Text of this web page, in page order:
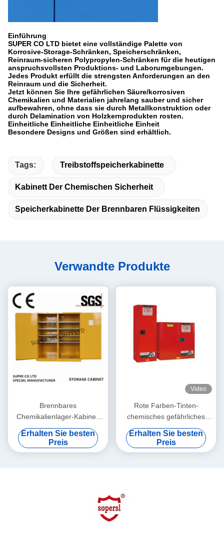
Einführung
SUPER CO LTD bietet eine vollständige Palette von
Korrosive-Storage-Schränken, Speicherschränken,
Reinraum-sicheren Polypropylen-Schränken für die heutigen
anspruchsvollsten Produktions- und Laborumgebungen.
Jedes Produkt erfüllt die strengsten Anforderungen an den
Reinraum und die Sicherheit.
Jetzt können Sie Ihre gefährlichen Säure/korrosiven
Chemikalien und Materialien jahrelang sauber und sicher
aufbewahren, ohne dass sie durch Metallkonstruktion oder
durch Delamination von Holzkernprodukten rosten.
Einheitliche Einheitliche Einheitliche Einheit
Besondere Designs und Größen sind erhältlich.
Tags: Treibstoffspeicherkabinette
Kabinett Der Chemischen Sicherheit
Speicherkabinette Der Brennbaren Flüssigkeiten
Verwandte Produkte
Brennbares
Chemikalienlager-Kabinett
für die Speicherung der
Flüssigkeit, gefährliche
Schränke
Erhalten Sie besten
Preis
Video
Rote Farben-Tinten-
chemisches gefährliches
Speicher-Kabinett für die
Speicherung der Farbe,
Tinte
Erhalten Sie besten
Preis